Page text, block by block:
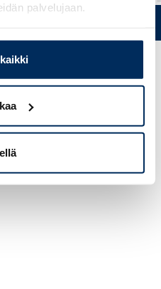
palvelujaan.
5, FIN 07230 Askola